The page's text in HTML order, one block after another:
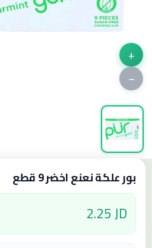
+
−
بور علكة نعنع اخضر 9 قطع
2.25 JD